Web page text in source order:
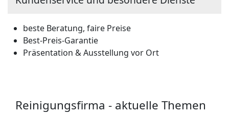
beste Beratung, faire Preise
Best-Preis-Garantie
Präsentation & Ausstellung vor Ort
Reinigungsfirma - aktuelle Themen